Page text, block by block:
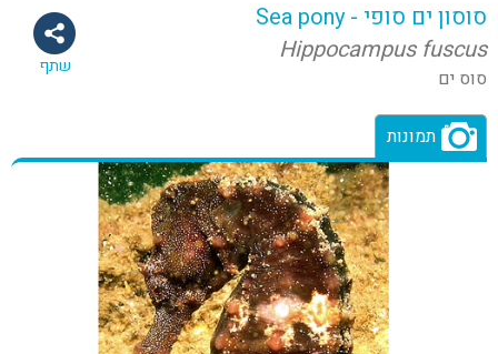
שתף
סוסון ים סופי - Sea pony
Hippocampus fuscus
סוס ים
תמונות